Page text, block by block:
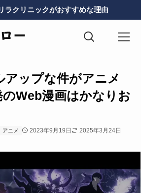
ラクリニックがおすすめな理由
アップな件がアニメ
のWeb漫画はかなりお
アニメ 2023年9月19日 2025年3月24日